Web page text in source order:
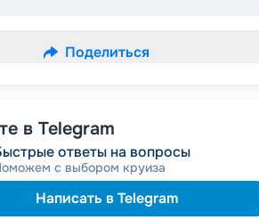
Поделиться
в Telegram
ответы на вопросы
с выбором круиза
Написать в Telegram